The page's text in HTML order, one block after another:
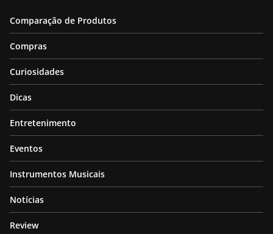
Comparação de Produtos
Compras
Curiosidades
Dicas
Entretenimento
Eventos
Instrumentos Musicais
Notícias
Review